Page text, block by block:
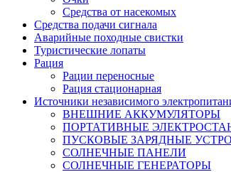
Средства от насекомых
Средства подачи сигнала
Аварийные походные свистки
Туристические лопаты
Рация
Рации переносные
Рация стационарная
Источники независимого
ВНЕШНИЕ АККУМУЛЯТОРЫ
ПОРТАТИВНЫЕ
ПУСКОВЫЕ ЗАРЯДНЫЕ
СОЛНЕЧНЫЕ ПАНЕЛИ
СОЛНЕЧНЫЕ ГЕНЕРАТОРЫ